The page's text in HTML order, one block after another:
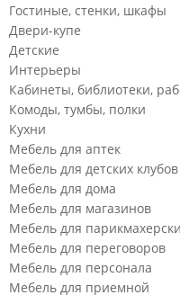
Гостиные, стенки, шкафы
Двери-купе
Детские
Интерьеры
Кабинеты, библиотеки,
Комоды, тумбы, полки
Кухни
Мебель для аптек
Мебель для детских
Мебель для дома
Мебель для магазинов
Мебель для
Мебель для переговоров
Мебель для персонала
Мебель для приемной